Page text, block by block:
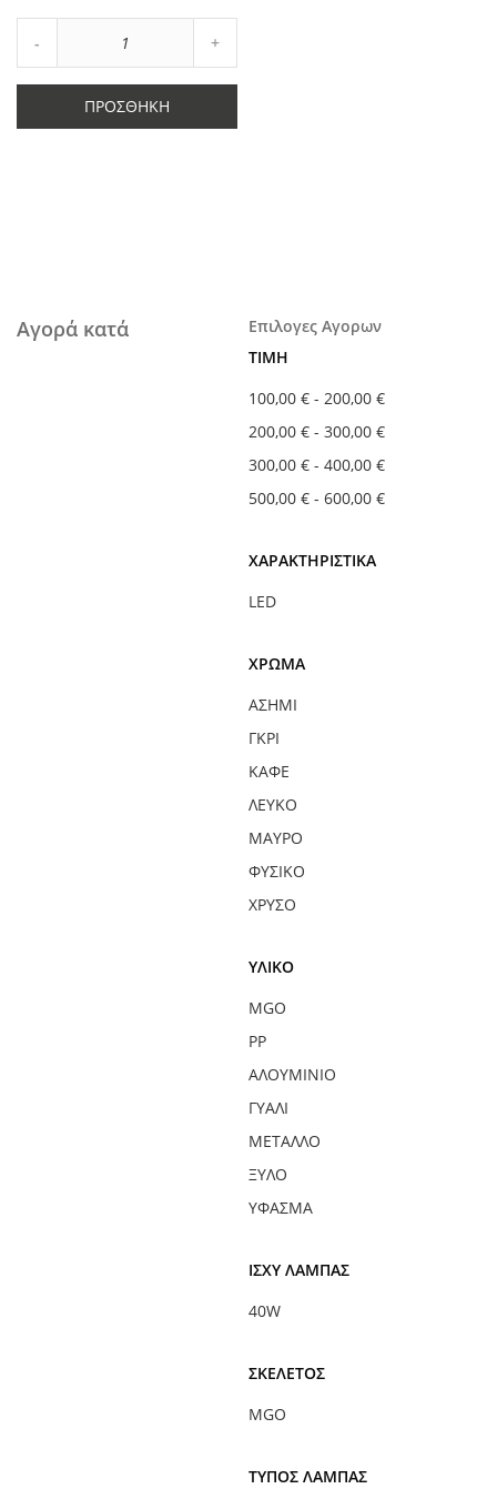
Μείωση
ποσότητας
Αύξηση
ποσότητας
κατά
ΠΡΟΣΘΉΚΗ
Αγορά κατά
Επιλογες Αγορων
ΤΙΜΉ
100,00 € - 200,00 €
200,00 € - 300,00 €
300,00 € - 400,00 €
500,00 € - 600,00 €
ΧΑΡΑΚΤΗΡΙΣΤΙΚΆ
LED
ΧΡΏΜΑ
ΑΣΗΜΊ
ΓΚΡΙ
ΚΑΦΈ
ΛΕΥΚΌ
ΜΑΎΡΟ
ΦΥΣΙΚΌ
ΧΡΥΣΌ
ΥΛΙΚΌ
MGO
PP
ΑΛΟΥΜΊΝΙΟ
ΓΥΑΛΊ
ΜΈΤΑΛΛΟ
ΞΎΛΟ
ΎΦΑΣΜΑ
ΙΣΧΎ ΛΆΜΠΑΣ
40W
ΣΚΕΛΕΤΌΣ
MGO
ΤΎΠΟΣ ΛΆΜΠΑΣ